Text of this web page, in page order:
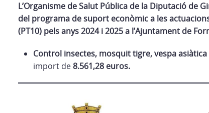
L’Organisme de Salut Pública de la Diputació de
del programa de suport econòmic a les
(PT10) pels anys 2024 i 2025 a l’Ajuntament de
Control insectes, mosquit tigre, vespa
import de8.561,28 euros.